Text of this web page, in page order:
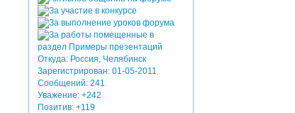
Откуда: Россия, Челябинск
Зарегистрирован: 01-05-2011
Сообщений: 241
Уважение: +242
Позитив: +119